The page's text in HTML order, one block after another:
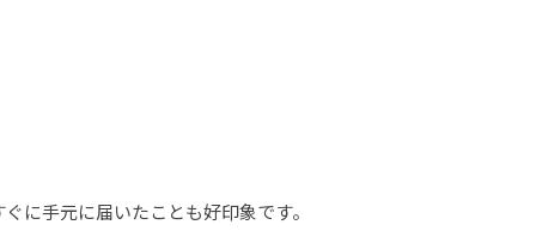
に手元に届いたことも好印象です。